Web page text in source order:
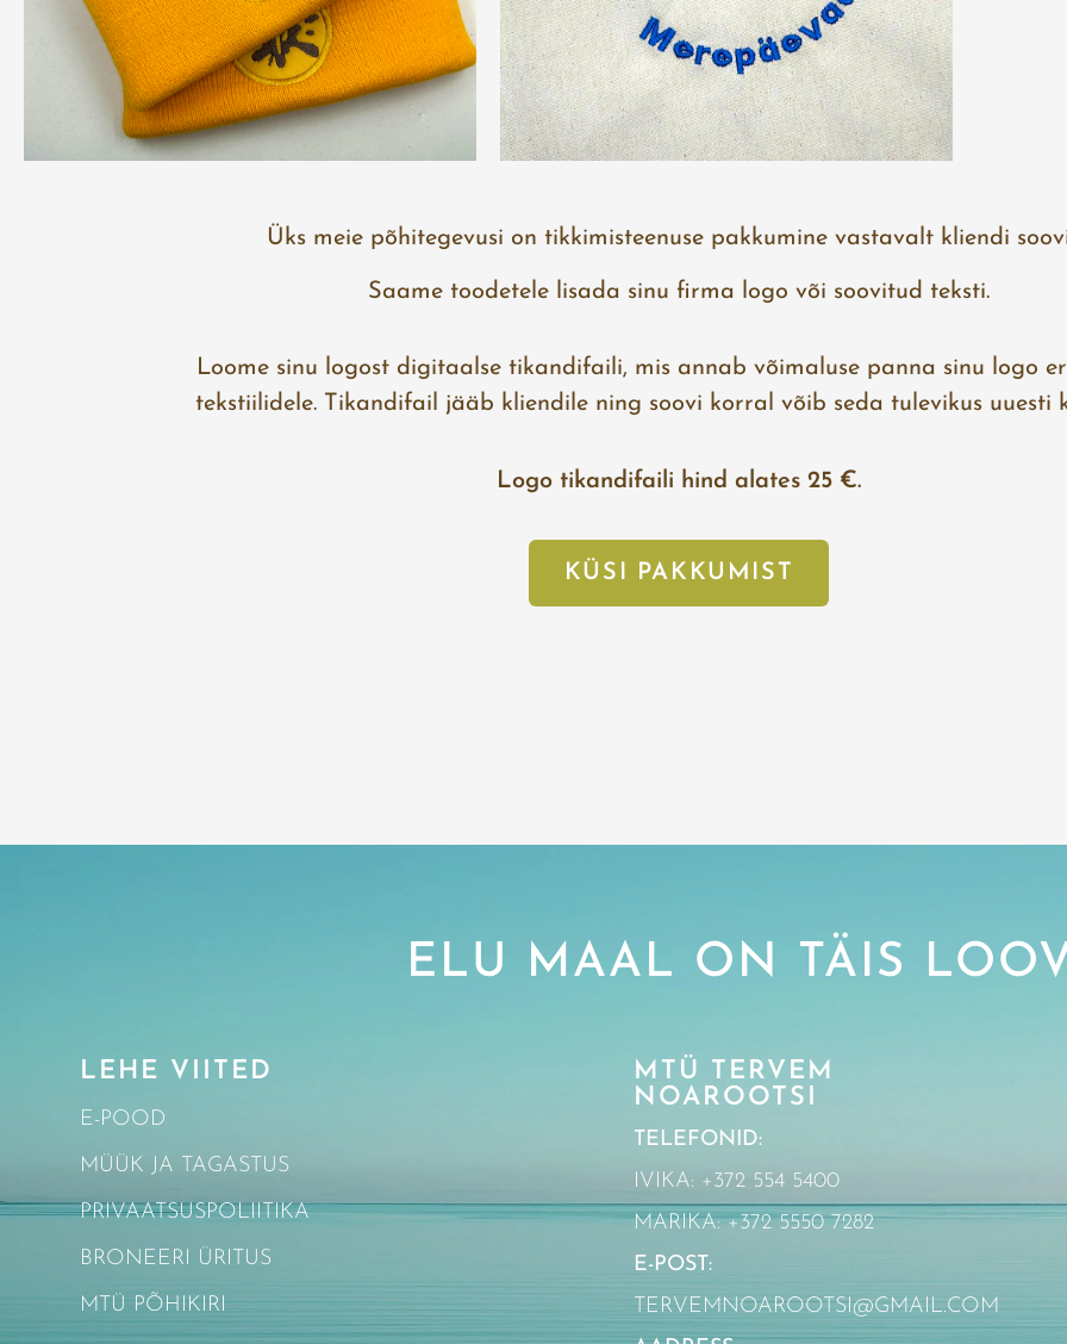
Üks meie põhitegevusi on tikkimisteenuse pakkumine vastavalt kliendi
Saame toodetele lisada sinu firma logo või soovitud teksti.
Loome sinu logost digitaalse tikandifaili, mis annab võimaluse panna sinu logo
tekstiilidele. Tikandifail jääb kliendile ning soovi korral võib seda tulevikus uuesti
Logo tikandifaili hind alates 25 €.
KÜSI PAKKUMIST
ELU MAAL ON TÄIS
LEHE VIITED
E-POOD
MÜÜK JA TAGASTUS
PRIVAATSUSPOLIITIKA
BRONEERI ÜRITUS
MTÜ PÕHIKIRI
MTÜ TERVEM
NOAROOTSI
TELEFONID:
IVIKA: +372 554 5400
MARIKA: +372 5550 7282
E-POST:
TERVEMNOAROOTSI@GMAIL.COM